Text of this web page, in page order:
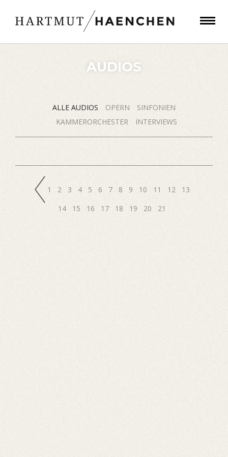
AUDIOS
ALLE AUDIOS OPERN
SINFONIEN
KAMMERORCHESTER
INTERVIEWS
1 2 3 4 5 6 7 8 9 10 11 12
13
14
15 16 17 18 19 20 21